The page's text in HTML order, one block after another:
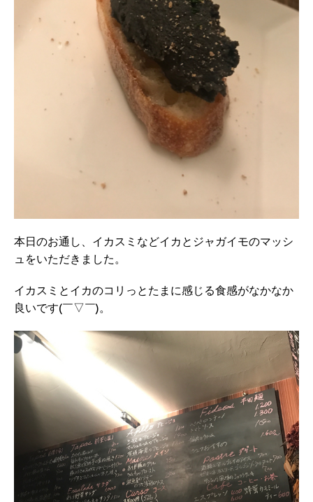
本日のお通し、イカスミなどイカとジャガイモのマッシ
ュをいただきました。
イカスミとイカのコリっとたまに感じる食感がなかなか
良いです(￣▽￣)。